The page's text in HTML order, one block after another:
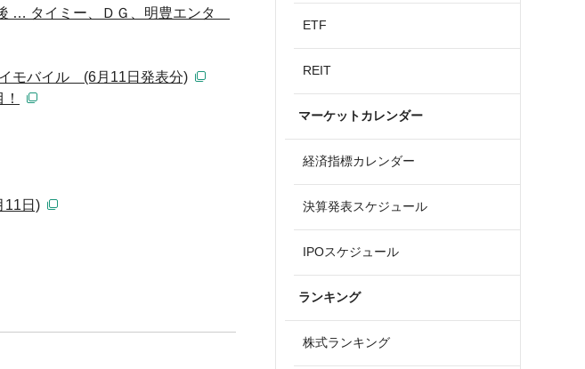
… タイミー、ＤＧ、明豊エンタ
モバイル (6月11日発表分)
11日)
ETF
REIT
マーケットカレンダー
経済指標カレンダー
決算発表スケジュール
IPOスケジュール
ランキング
株式ランキング